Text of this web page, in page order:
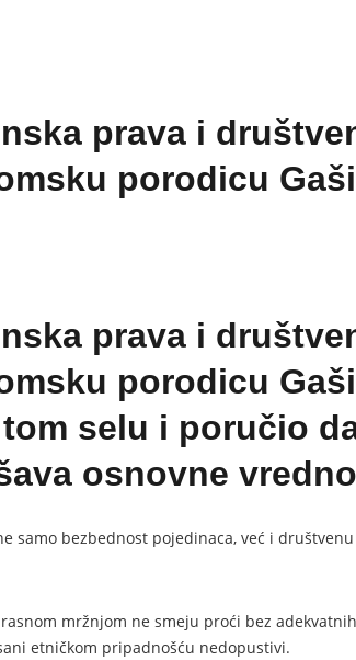
prava i
porodicu Gaši
prava i
porodicu
selu i poručio
osnovne
samo bezbednost pojedinaca, već i
mržnjom ne smeju proći bez
etničkom pripadnošću nedopustivi.